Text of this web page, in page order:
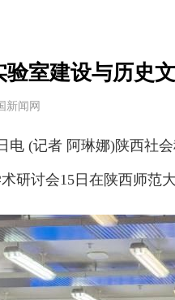
验室建设与历史
新闻网
(记者 阿琳娜)陕西社会
研讨会15日在陕西师范大